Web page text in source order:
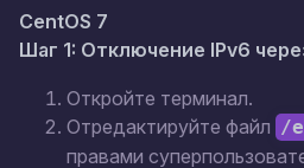
CentOS 7
Шаг 1: Отключение IPv6
Откройте терминал.
Отредактируйте файл /
правами